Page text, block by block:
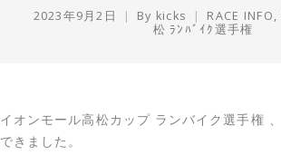
2023年9月2日 By kicks RACE INFO,
松 ﾗﾝﾊﾞｲｸ選手権
イオンモール高松カップ ランバイク選手権
できました。